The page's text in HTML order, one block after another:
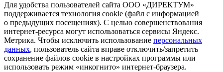
Для удобства пользователей сайта ООО «ДИРЕКТУМ»
поддерживается технология cookie (файл с информацией
о предыдущих посещениях). С целью совершенствования
интернет-ресурса могут использоваться сервисы Яндекс.
Метрика. Чтобы исключить использование персональных
данных, пользователь сайта вправе отключить/запретить
сохранение файлов cookie в настройках программы или
использовать режим «инкогнито» интернет-браузера.